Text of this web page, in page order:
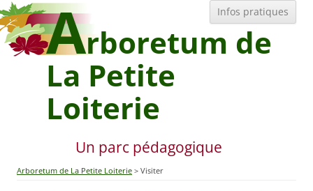
Infos pratiques
Arboretum de
La Petite
Loiterie
Un parc pédagogique
Arboretum de La Petite Loiterie Visiter